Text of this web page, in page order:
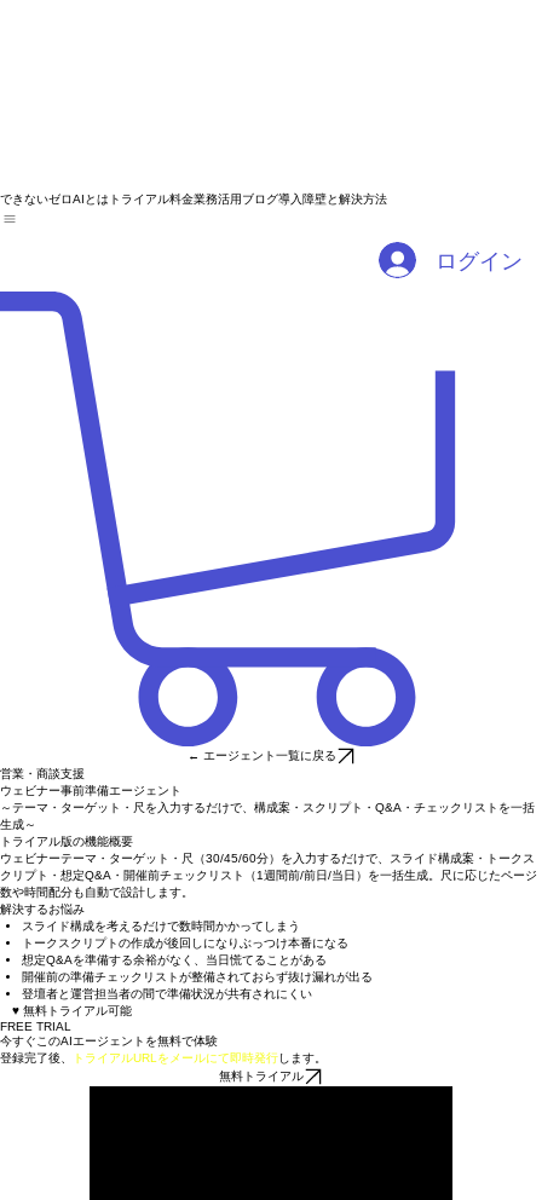
営業・商談支援
ウェビナー事前準備エージェント
～テーマ・ターゲット・尺を入力するだけで、構成案・スクリプト・Q&A・チェックリストを一括
生成～
トライアル版の機能概要
ウェビナーテーマ・ターゲット・尺（30/45/60分）を入力するだけで、スライド構成案・トークス
クリプト・想定Q&A・開催前チェックリスト（1週間前/前日/当日）を一括生成。尺に応じたページ
数や時間配分も自動で設計します。
解決するお悩み
スライド構成を考えるだけで数時間かかってしまう
トークスクリプトの作成が後回しになりぶっつけ本番になる
想定Q&Aを準備する余裕がなく、当日慌てることがある
開催前の準備チェックリストが整備されておらず抜け漏れが出る
登壇者と運営担当者の間で準備状況が共有されにくい
♥ 無料トライアル可能
FREE TRIAL